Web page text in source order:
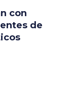
con
de